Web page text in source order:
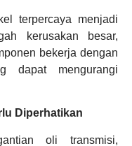
terpercaya menjadi
kerusakan besar,
bekerja dengan
dapat mengurangi
Diperhatikan
oli transmisi,